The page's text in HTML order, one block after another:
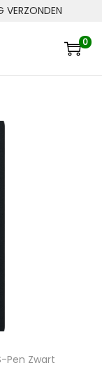
VERZONDEN
0
Pen Zwart